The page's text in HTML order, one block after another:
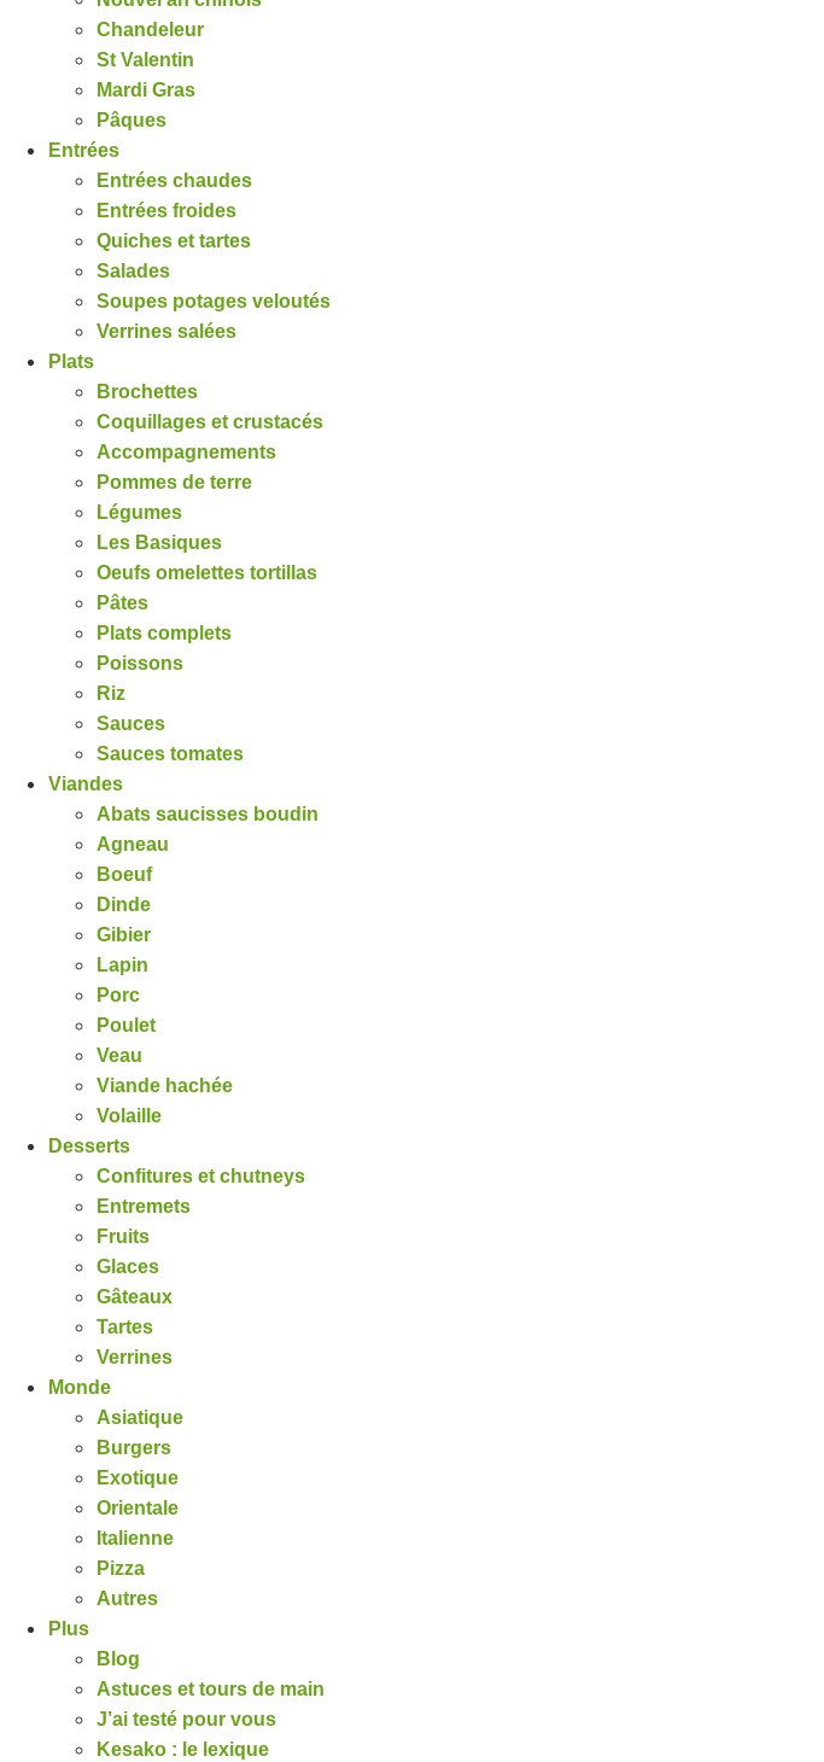
Chandeleur
St Valentin
Mardi Gras
Pâques
Entrées
Entrées chaudes
Entrées froides
Quiches et tartes
Salades
Soupes potages veloutés
Verrines salées
Plats
Brochettes
Coquillages et crustacés
Accompagnements
Pommes de terre
Légumes
Les Basiques
Oeufs omelettes tortillas
Pâtes
Plats complets
Poissons
Riz
Sauces
Sauces tomates
Viandes
Abats saucisses boudin
Agneau
Boeuf
Dinde
Gibier
Lapin
Porc
Poulet
Veau
Viande hachée
Volaille
Desserts
Confitures et chutneys
Entremets
Fruits
Glaces
Gâteaux
Tartes
Verrines
Monde
Asiatique
Burgers
Exotique
Orientale
Italienne
Pizza
Autres
Plus
Blog
Astuces et tours de main
J’ai testé pour vous
Kesako : le lexique